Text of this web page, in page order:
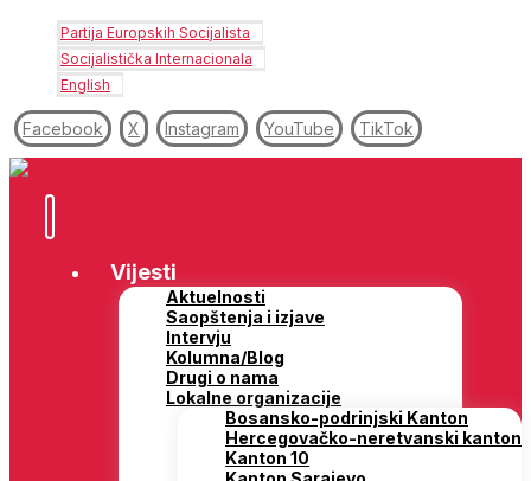
Partija Europskih Socijalista
Socijalistička Internacionala
English
Facebook X Instagram YouTube TikTok
Vijesti
Aktuelnosti
Saopštenja i izjave
Intervju
Kolumna/Blog
Drugi o nama
Lokalne organizacije
Bosansko-podrinjski Kanton
Hercegovačko-neretvanski kanton
Kanton 10